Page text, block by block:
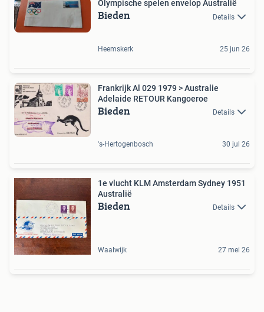
Olympische spelen envelop Australië
Bieden Details
Heemskerk 25 jun 26
Frankrijk Al 029 1979 > Australie
Adelaide RETOUR Kangoeroe
Bieden Details
's-Hertogenbosch 30 jul 26
1e vlucht KLM Amsterdam Sydney 1951
Australië
Bieden Details
Waalwijk 27 mei 26